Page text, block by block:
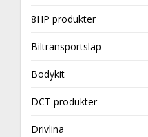
8HP produkter
Biltransportsläp
Bodykit
DCT produkter
Drivlina